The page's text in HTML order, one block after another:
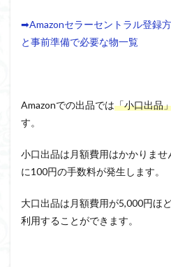
➡Amazonセラーセントラル登録
と事前準備で必要な物一覧
Amazonでの出品では「小口出品
す。
小口出品は月額費用はかかりま
に100円の手数料が発生します。
大口出品は月額費用が5,000円ほ
利用することができます。